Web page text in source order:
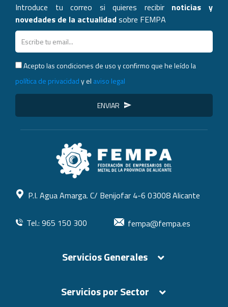
Introduce tu correo si quieres recibir noticias y
novedades de la actualidadsobre FEMPA
Acepto las condiciones de uso y confirmo que he leído la
política de privacidady el aviso legal
ENVIAR
P.I. Agua Amarga. C/ Benijofar 4-6 03008 Alicante
Tel.: 965 150 300 fempa@fempa.es
Servicios Generales
Servicios por Sector